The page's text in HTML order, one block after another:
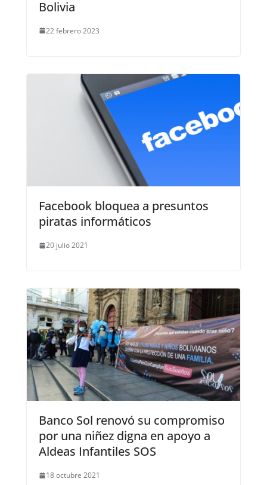
Bolivia
22 febrero 2023
Facebook bloquea a presuntos
piratas informáticos
20 julio 2021
Banco Sol renovó su compromiso
por una niñez digna en apoyo a
Aldeas Infantiles SOS
18 octubre 2021